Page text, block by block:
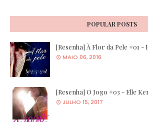
POPULAR POSTS
[Resenha] À Flor da Pele #01
MAIO 06, 2016
[Resenha] O Jogo #03 - Elle
JULHO 15, 2017